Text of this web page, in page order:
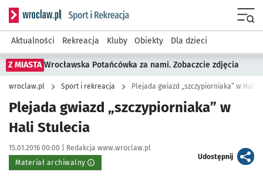
Serwis informacyjny wroclaw.pl podserwis: Sport i rekreacja
Aktualności Rekreacja Kluby Obiekty Dla dzieci
Z MIASTA Wrocławska Potańcówka za nami. Zobaczcie zdjęcia
wroclaw.pl Sport i rekreacja Plejada gwiazd „szczypiorniaka” w Hali
Plejada gwiazd „szczypiorniaka” w
Hali Stulecia
Data publikacji:
15.01.2016 00:00 | Autor:
Redakcja www.wroclaw.pl
Materiał archiwalny
Udostępnijartykuł